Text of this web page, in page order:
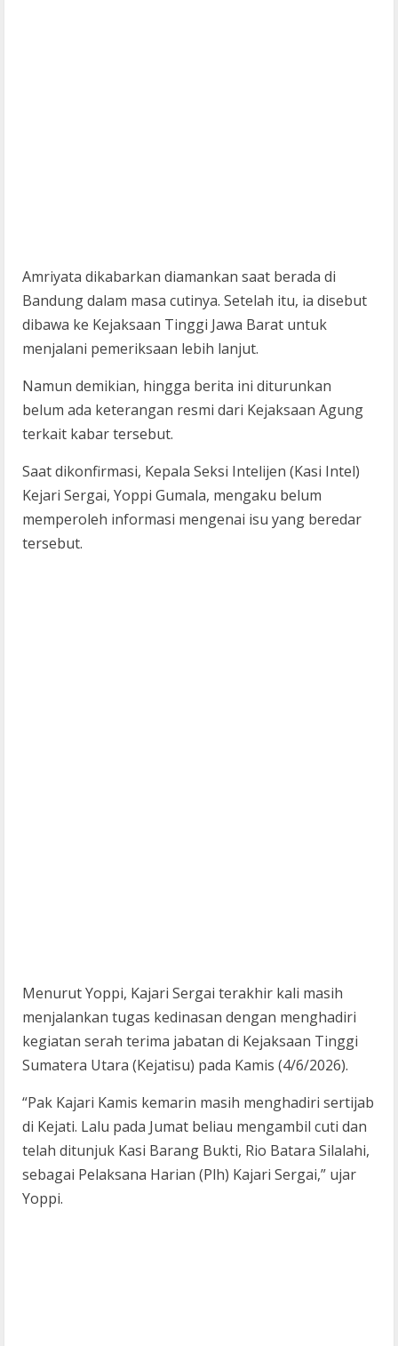
Amriyata dikabarkan diamankan saat berada di
Bandung dalam masa cutinya. Setelah itu, ia disebut
dibawa ke Kejaksaan Tinggi Jawa Barat untuk
menjalani pemeriksaan lebih lanjut.
Namun demikian, hingga berita ini diturunkan
belum ada keterangan resmi dari Kejaksaan Agung
terkait kabar tersebut.
Saat dikonfirmasi, Kepala Seksi Intelijen (Kasi Intel)
Kejari Sergai, Yoppi Gumala, mengaku belum
memperoleh informasi mengenai isu yang beredar
tersebut.
Menurut Yoppi, Kajari Sergai terakhir kali masih
menjalankan tugas kedinasan dengan menghadiri
kegiatan serah terima jabatan di Kejaksaan Tinggi
Sumatera Utara (Kejatisu) pada Kamis (4/6/2026).
“Pak Kajari Kamis kemarin masih menghadiri sertijab
di Kejati. Lalu pada Jumat beliau mengambil cuti dan
telah ditunjuk Kasi Barang Bukti, Rio Batara Silalahi,
sebagai Pelaksana Harian (Plh) Kajari Sergai,” ujar
Yoppi.